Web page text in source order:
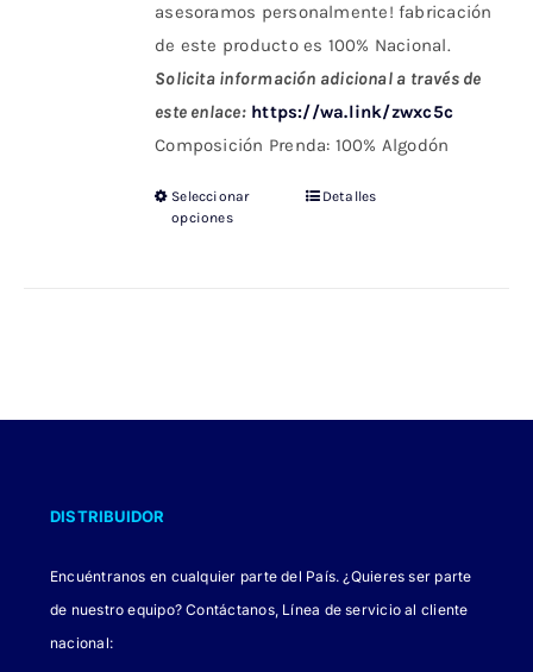
asesoramos personalmente! fabricación
de este producto es 100% Nacional.
Solicita información adicional a través de
este enlace: https://wa.link/zwxc5c
Composición Prenda: 100% Algodón
Seleccionar
opciones
Este
la
página
Detalles
DISTRIBUIDOR
Encuéntranos en cualquier parte del País. ¿Quieres ser parte
de nuestro equipo? Contáctanos, Línea de servicio al cliente
nacional: